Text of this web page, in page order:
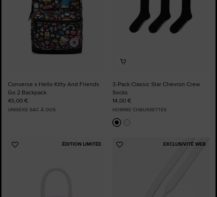
Converse x Hello Kitty And Friends
Go 2 Backpack
45,00 €
UNISEXE SAC À DOS
3-Pack Classic Star Chevron Crew
Socks
14,00 €
HOMME CHAUSSETTES
ÉDITION LIMITÉE
Ajouter
EXCLUSIVITÉ WEB
Ajouter